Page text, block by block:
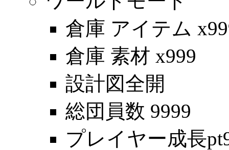
倉庫 アイテム
倉庫 素材 x999
設計図全開
総団員数 9999
プレイヤー成長